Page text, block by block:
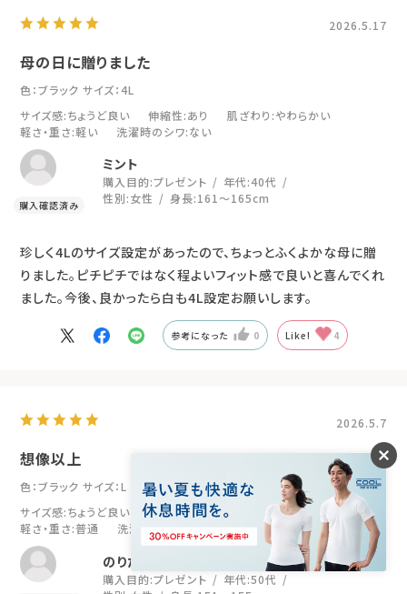
2026.5.17
母の日に贈りました
色：ブラック サイズ：4L
サイズ感:ちょうど良い 伸縮性:あり 肌ざわり :やわらかい
軽さ・重さ:軽い 洗濯時のシワ:ない
ミント
購入目的:プレゼント 年代:40代
性別:女性 身長:161～165cm
珍しく4Lのサイズ設定があったので、ちょっとふくよかな母に贈
りました。ピチピチではなく程よいフィット感で良いと喜んでくれ
ました。今後、良かったら白も4L設定お願いします。
参考になった 0 Like! 4
2026.5.7
想像以上
色：ブラック サイズ：L
サイズ感:ちょうど良い 伸縮性:あり 肌ざわり
:やわらかい
軽さ・重さ:普通 洗濯時のシワ :ない
のりたま
購入目的:プレゼント 年代:50代